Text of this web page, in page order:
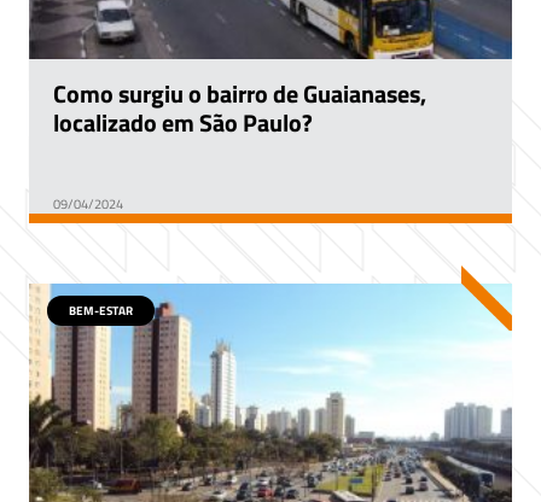
Como surgiu o bairro de Guaianases,
localizado em São Paulo?
09/04/2024
BEM-ESTAR